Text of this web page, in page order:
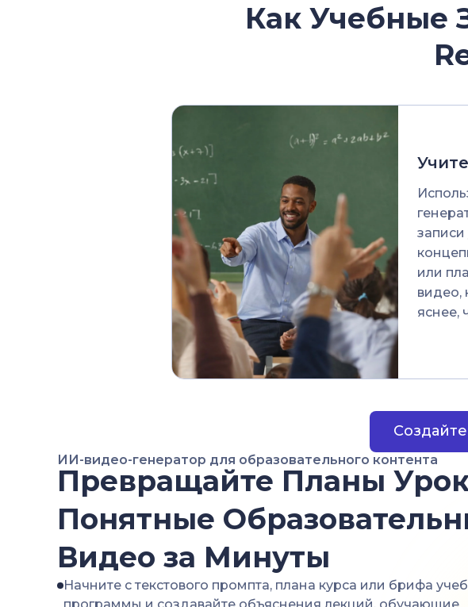
Как Учебные
записи
или
видео,
яснее,
ИИ-видео-генератор для образовательного контента
Превращайте Планы
Понятные
Видео за Минуты
Начните с текстового промпта, плана курса или брифа